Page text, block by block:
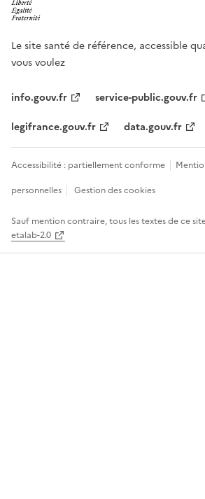
Le site santé de référence, accessible
vous voulez
info.gouv.fr
service-public.gouv.fr
legifrance.gouv.fr
data.gouv.fr
Accessibilité : partiellement conforme
personnelles
Gestion des cookies
Sauf mention contraire, tous les textes de ce
etalab-2.0